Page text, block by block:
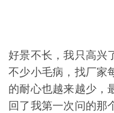
好景不长，我只高兴
不少小毛病，找厂家
的耐心也越来越少，
回了我第一次问的那